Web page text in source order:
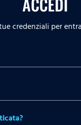
credenziali per